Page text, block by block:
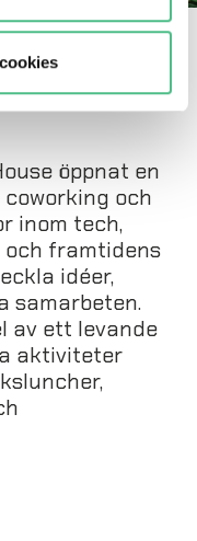
via
öppnat en
och
inom tech,
och framtidens
idéer,
samarbeten.
av ett levande
aktiviteter